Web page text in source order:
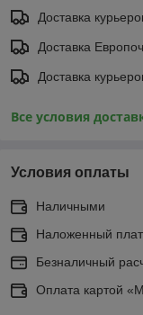
Доставка
Доставка
Доставка
Все условия
Условия оплаты
Наличными
Наложенный
Безналичный
Оплата картой